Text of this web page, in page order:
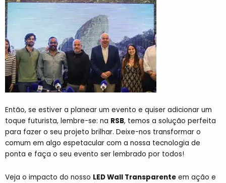
Então, se estiver a planear um evento e quiser adicionar um
toque futurista, lembre-se: na RSB, temos a solução perfeita
para fazer o seu projeto brilhar. Deixe-nos transformar o
comum em algo espetacular com a nossa tecnologia de
ponta e faça o seu evento ser lembrado por todos!
Veja o impacto do nosso LED Wall Transparente em ação e